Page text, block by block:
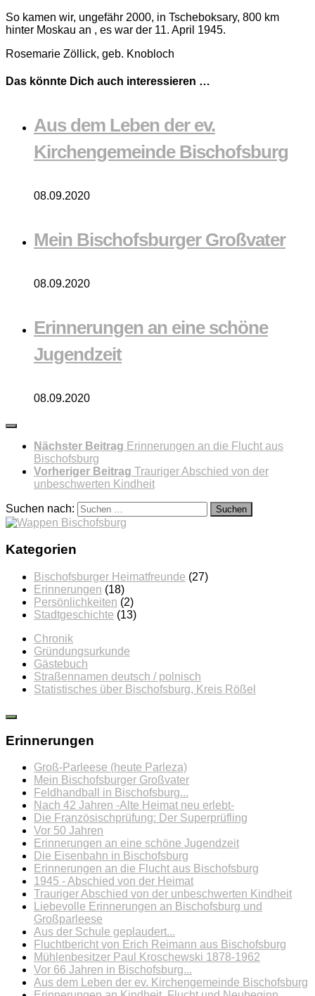
So kamen wir, ungefähr 2000, in Tscheboksary, 800 km
hinter Moskau an , es war der 11. April 1945.
Rosemarie Zöllick, geb. Knobloch
Das könnte Dich auch interessieren …
Aus dem Leben der ev.
Kirchengemeinde Bischofsburg
08.09.2020
Mein Bischofsburger Großvater
08.09.2020
Erinnerungen an eine schöne
Jugendzeit
08.09.2020
Nächster Beitrag Erinnerungen an die Flucht aus
Bischofsburg
Vorheriger Beitrag Trauriger Abschied von der
unbeschwerten Kindheit
Suchen nach:
Kategorien
Bischofsburger Heimatfreunde (27)
Erinnerungen (18)
Persönlichkeiten (2)
Stadtgeschichte (13)
Chronik
Gründungsurkunde
Gästebuch
Straßennamen deutsch / polnisch
Statistisches über Bischofsburg, Kreis Rößel
Erinnerungen
Groß-Parleese (heute Parleza)
Mein Bischofsburger Großvater
Feldhandball in Bischofsburg...
Nach 42 Jahren -Alte Heimat neu erlebt-
Die Französischprüfung: Der Superprüfling
Vor 50 Jahren
Erinnerungen an eine schöne Jugendzeit
Die Eisenbahn in Bischofsburg
Erinnerungen an die Flucht aus Bischofsburg
1945 - Abschied von der Heimat
Trauriger Abschied von der unbeschwerten Kindheit
Liebevolle Erinnerungen an Bischofsburg und
Großparleese
Aus der Schule geplaudert...
Fluchtbericht von Erich Reimann aus Bischofsburg
Mühlenbesitzer Paul Kroschewski 1878-1962
Vor 66 Jahren in Bischofsburg...
Aus dem Leben der ev. Kirchengemeinde Bischofsburg